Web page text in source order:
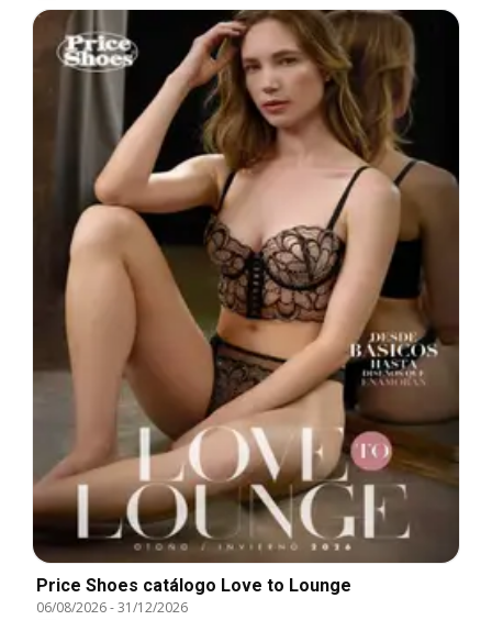
Price Shoes catálogo Love to Lounge
06/08/2026-31/12/2026